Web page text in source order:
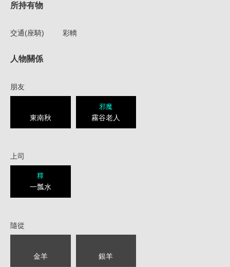
所持有物
交通(座騎) 彩轎
人物關係
朋友
東南秋
邪魔
霧谷老人
上司
釋
一瓢水
隨從
金羊 銀羊